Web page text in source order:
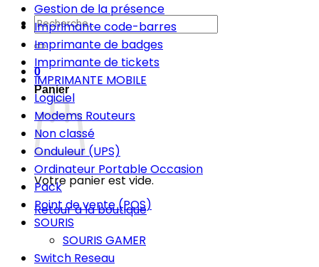
Recherche
pour :
0
Panier
Votre panier est vide.
Retour à la boutique
Gestion de la présence
Imprimante code-barres
Imprimante de badges
Imprimante de tickets
IMPRIMANTE MOBILE
Logiciel
Modems Routeurs
Non classé
Onduleur (UPS)
Ordinateur Portable Occasion
Pack
Point de vente (POS)
SOURIS
SOURIS GAMER
Switch Reseau